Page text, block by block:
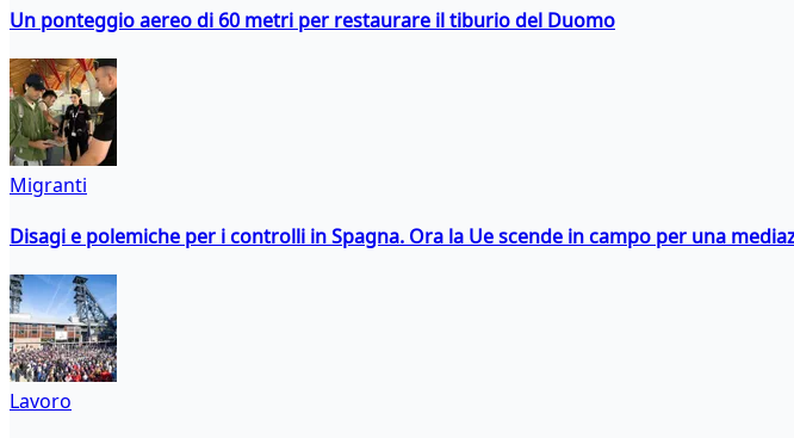
Un ponteggio aereo di 60 metri per restaurare il tiburio del Duomo
Migranti
Disagi e polemiche per i controlli in Spagna. Ora la Ue scende in campo per una
Lavoro